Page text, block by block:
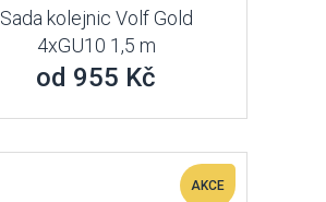
Sada kolejnic Volf Gold
4xGU10 1,5 m
od 955 Kč
AKCE